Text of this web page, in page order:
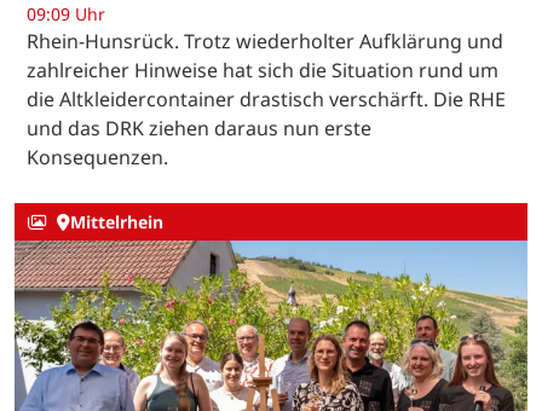
09:09 Uhr
Rhein-Hunsrück. Trotz wiederholter Aufklärung und
zahlreicher Hinweise hat sich die Situation rund um
die Altkleidercontainer drastisch verschärft. Die RHE
und das DRK ziehen daraus nun erste
Konsequenzen.
Mittelrhein